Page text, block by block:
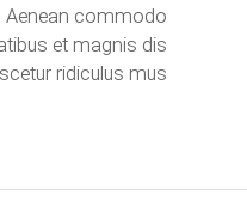
Aenean commodo
et magnis dis
ridiculus mus.